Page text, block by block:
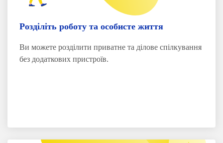
Розділіть роботу та особисте життя
Ви можете розділити приватне та ділове спілкування
без додаткових пристроїв.